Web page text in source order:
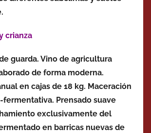
crianza
guarda. Vino de agricultura
de forma moderna.
en cajas de 18 kg. Maceración
Prensado suave
exclusivamente del
en barricas nuevas de